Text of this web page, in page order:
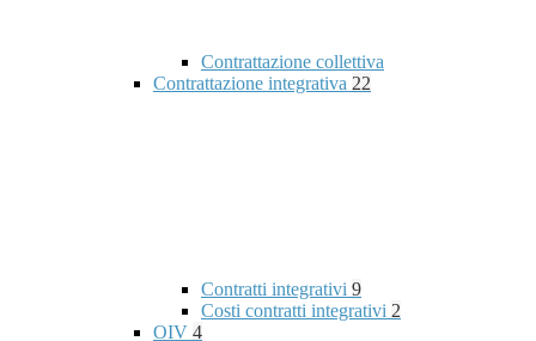
Contrattazione collettiva
Contrattazione integrativa 22
Contratti integrativi 9
Costi contratti integrativi 2
OIV 4